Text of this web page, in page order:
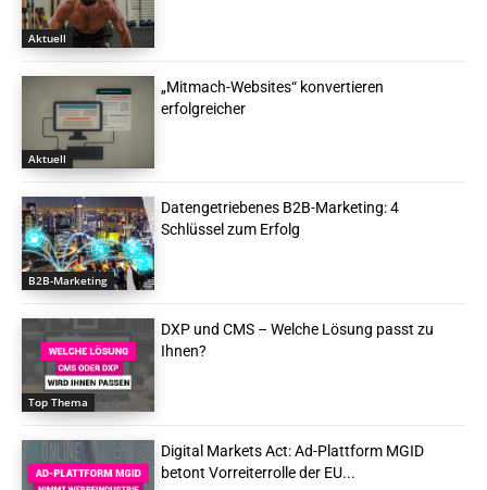
Aktuell
Aktuell
„Mitmach-Websites“ konvertieren
erfolgreicher
B2B-Marketing
Datengetriebenes B2B-Marketing: 4
Schlüssel zum Erfolg
Top Thema
DXP und CMS – Welche Lösung passt zu
Ihnen?
Digital Markets Act: Ad-Plattform MGID
betont Vorreiterrolle der EU...